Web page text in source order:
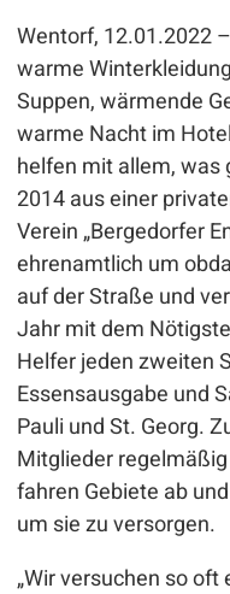
Wentorf, 12.01.2022
warme
Suppen, wärmende
warme Nacht im
helfen mit allem,
2014 aus einer
Verein „Bergedorfer
ehrenamtlich um
auf der Straße und
Jahr mit dem
Helfer jeden zweiten
Essensausgabe und
Pauli und St. Georg.
Mitglieder
fahren Gebiete ab
um sie zu versorgen.
„Wir versuchen so